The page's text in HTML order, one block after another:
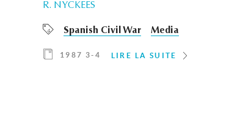
R. NYCKEES
Spanish Civil War Media
1987 3-4 LIRE LA SUITE